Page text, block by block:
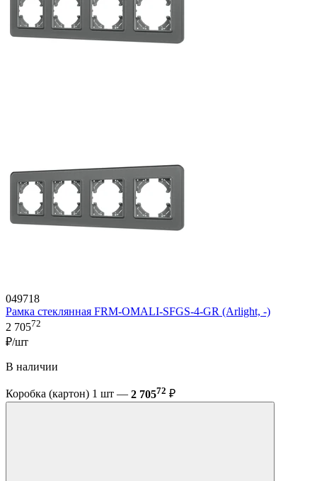
049718
Рамка стеклянная FRM-OMALI-SFGS-4-GR (Arlight, -)
2 70572
₽/шт
В наличии
Коробка (картон) 1 шт — 2 70572 ₽